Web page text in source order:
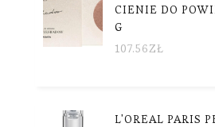
CIENIE DO
G
107.56ZŁ
L'OREAL PARIS